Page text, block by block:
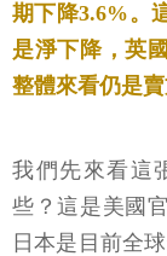
期下降3.6%。
是淨下降，英
整體來看仍是賣
我們先來看這
些？這是美國
日本是目前全